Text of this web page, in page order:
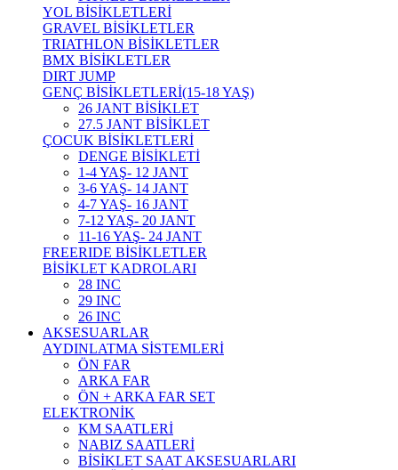
YOL BİSİKLETLERİ
GRAVEL BİSİKLETLER
TRIATHLON BİSİKLETLER
BMX BİSİKLETLER
DIRT JUMP
GENÇ BİSİKLETLERİ(15-18 YAŞ)
26 JANT BİSİKLET
27.5 JANT BİSİKLET
ÇOCUK BİSİKLETLERİ
DENGE BİSİKLETİ
1-4 YAŞ- 12 JANT
3-6 YAŞ- 14 JANT
4-7 YAŞ- 16 JANT
7-12 YAŞ- 20 JANT
11-16 YAŞ- 24 JANT
FREERIDE BİSİKLETLER
BİSİKLET KADROLARI
28 INC
29 INC
26 INC
AKSESUARLAR
AYDINLATMA SİSTEMLERİ
ÖN FAR
ARKA FAR
ÖN + ARKA FAR SET
ELEKTRONİK
KM SAATLERİ
NABIZ SAATLERİ
BİSİKLET SAAT AKSESUARLARI